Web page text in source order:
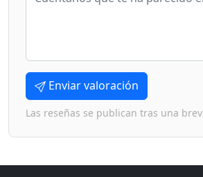
Enviar valoración
Las reseñas se publican tras una